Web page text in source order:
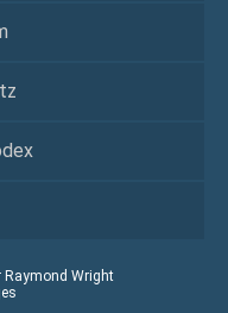
Wright